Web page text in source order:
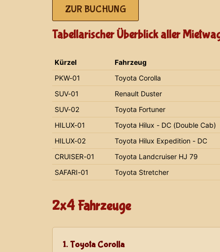
ZUR BUCHUNG
Tabellarischer Überblick aller
Kürzel Fahrzeug
PKW-01
Toyota Corolla
SUV-01
Renault Duster
SUV-02
Toyota Fortuner
HILUX-01
Toyota Hilux - DC (Double Cab)
HILUX-02
Toyota Hilux Expedition - DC
CRUISER-01
Toyota Landcruiser HJ 79
SAFARI-01
Toyota Stretcher
2x4 Fahrzeuge
1. Toyota Corolla